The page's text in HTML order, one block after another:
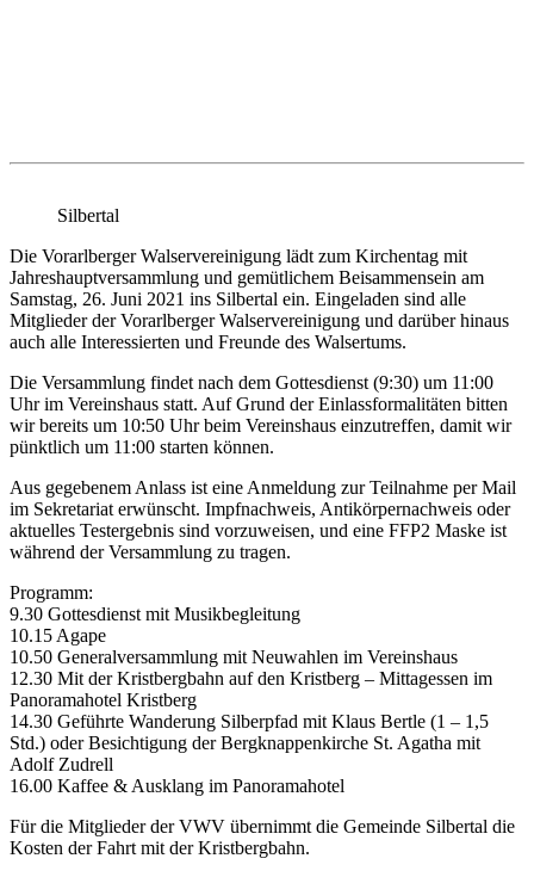
Silbertal
Die Vorarlberger Walservereinigung lädt zum Kirchentag mit
Jahreshauptversammlung und gemütlichem Beisammensein am
Samstag, 26. Juni 2021 ins Silbertal ein. Eingeladen sind alle
Mitglieder der Vorarlberger Walservereinigung und darüber hinaus
auch alle Interessierten und Freunde des Walsertums.
Die Versammlung findet nach dem Gottesdienst (9:30) um 11:00
Uhr im Vereinshaus statt. Auf Grund der Einlassformalitäten bitten
wir bereits um 10:50 Uhr beim Vereinshaus einzutreffen, damit wir
pünktlich um 11:00 starten können.
Aus gegebenem Anlass ist eine Anmeldung zur Teilnahme per Mail
im Sekretariat erwünscht. Impfnachweis, Antikörpernachweis oder
aktuelles Testergebnis sind vorzuweisen, und eine FFP2 Maske ist
während der Versammlung zu tragen.
Programm:
9.30 Gottesdienst mit Musikbegleitung
10.15 Agape
10.50 Generalversammlung mit Neuwahlen im Vereinshaus
12.30 Mit der Kristbergbahn auf den Kristberg – Mittagessen im
Panoramahotel Kristberg
14.30 Geführte Wanderung Silberpfad mit Klaus Bertle (1 – 1,5
Std.) oder Besichtigung der Bergknappenkirche St. Agatha mit
Adolf Zudrell
16.00 Kaffee & Ausklang im Panoramahotel
Für die Mitglieder der VWV übernimmt die Gemeinde Silbertal die
Kosten der Fahrt mit der Kristbergbahn.